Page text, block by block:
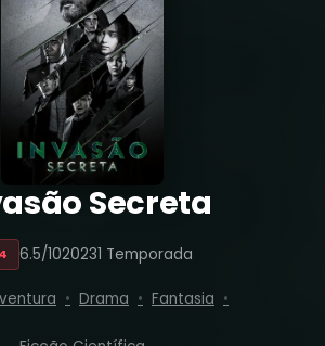
Secreta
6.5/1020231 Temporada
Drama Fantasia